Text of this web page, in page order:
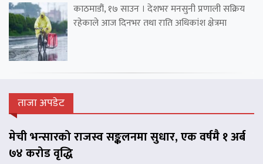
काठमाडौं, १७ साउन । देशभर मनसुनी प्रणाली सक्रिय
रहेकाले आज दिनभर तथा राति अधिकांश क्षेत्रमा
ताजा अपडेट
मेची भन्सारको राजस्व सङ्कलनमा सुधार, एक वर्षमै १ अर्ब
७४ करोड वृद्धि